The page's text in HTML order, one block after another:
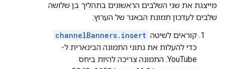
מייצגת את שני השלבים הראשונים בתהליך בן שלושה
שלבים לעדכון תמונת הבאנר של הערוץ:
קוראים לשיטה channelBanners.insert
כדי להעלות את נתוני התמונה הבינארית ל-
YouTube. התמונה צריכה להיות ביחס